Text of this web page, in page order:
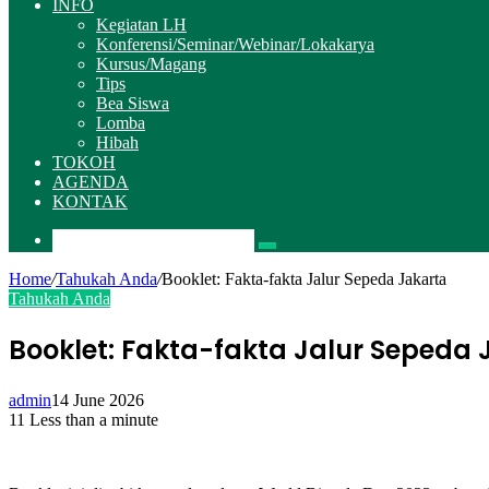
INFO
Kegiatan LH
Konferensi/Seminar/Webinar/Lokakarya
Kursus/Magang
Tips
Bea Siswa
Lomba
Hibah
TOKOH
AGENDA
KONTAK
Pencarian
Home/Tahukah Anda/Booklet: Fakta-fakta Jalur Sepeda Jakarta
Tahukah Anda
Booklet: Fakta-fakta Jalur Sepeda
admin14 June 2026
11 Less than a minute